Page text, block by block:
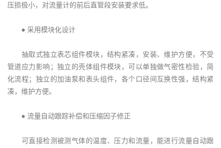
压损极小，对流量计的前后直管段安装要求低。
● 采用模块化设计
抽取式独立表芯组件模块，结构紧凑，安装、维护方便，不受
管道应力影响；独立的壳体组件模块，可以单独做气密性检验，简
化流程；独立的加油泵和表头组件，各个口径间互换性强，结构紧
凑，维护方便。
● 流量自动跟踪补偿和压缩因子修正
可直接检测被测气体的温度、压力和流量，能进行流量自动跟